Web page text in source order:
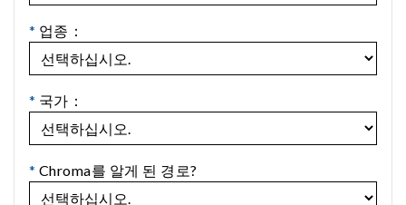
* 업종：
* 국가：
* Chroma를 알게 된 경로?